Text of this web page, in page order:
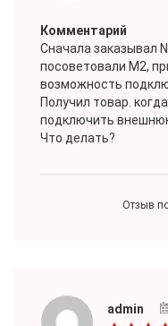
Комментарий
Сначала заказывал
посоветовали M2,
возможность
Получил товар.
подключить
Что делать?
Отзыв
admin